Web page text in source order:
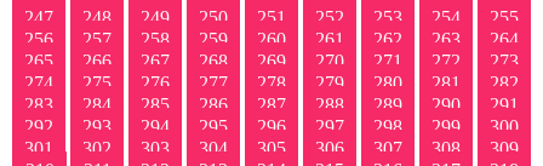
247
248 249 250 251 252 253 254
255
256
257 258 259 260 261 262 263
264
265
266 267 268 269 270 271 272
273
274
275 276 277 278 279 280 281
282
283
284 285 286 287 288 289 290
291
292
293 294 295 296 297 298 299
300
301
302 303 304 305 306 307 308
309